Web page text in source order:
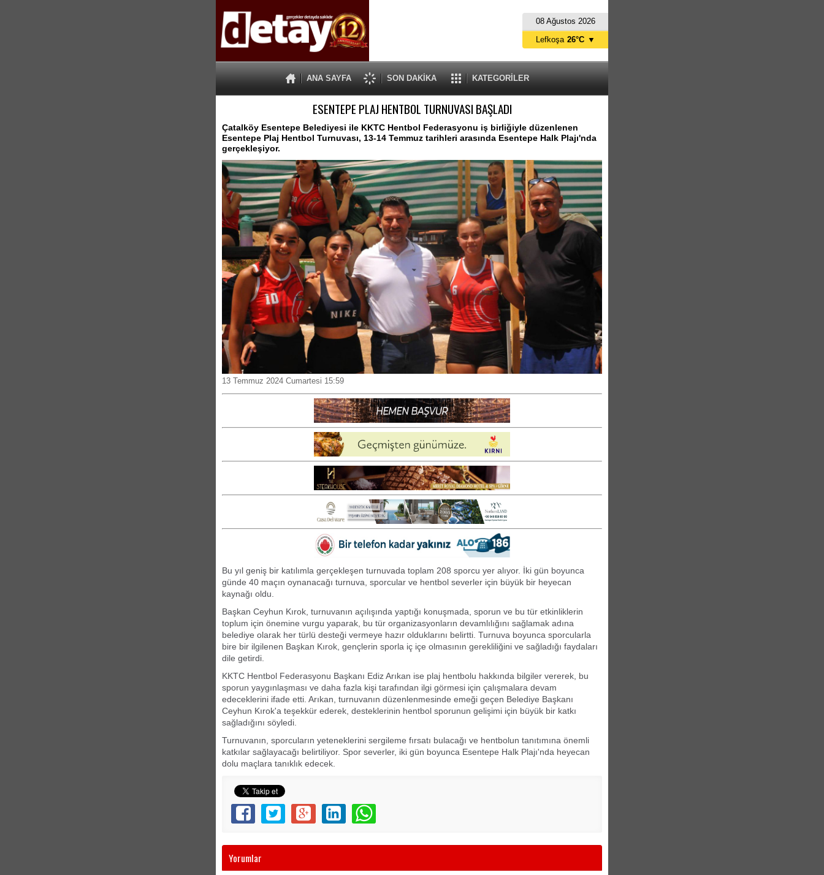
08 Ağustos 2026
ANA SAYFA SON DAKİKA KATEGORİLER
Lefkoşa 26°C ▼
İstanbul 24°C
Ankara 24°C
ESENTEPE PLAJ HENTBOL TURNUVASI BAŞLADI
Çatalköy Esentepe Belediyesi ile KKTC Hentbol Federasyonu iş birliğiyle düzenlenen
Esentepe Plaj Hentbol Turnuvası, 13-14 Temmuz tarihleri arasında Esentepe Halk Plajı'nda
gerçekleşiyor.
13 Temmuz 2024 Cumartesi 15:59
Bu yıl geniş bir katılımla gerçekleşen turnuvada toplam 208 sporcu yer alıyor. İki gün boyunca
günde 40 maçın oynanacağı turnuva, sporcular ve hentbol severler için büyük bir heyecan
kaynağı oldu.
Başkan Ceyhun Kırok, turnuvanın açılışında yaptığı konuşmada, sporun ve bu tür etkinliklerin
toplum için önemine vurgu yaparak, bu tür organizasyonların devamlılığını sağlamak adına
belediye olarak her türlü desteği vermeye hazır olduklarını belirtti. Turnuva boyunca sporcularla
bire bir ilgilenen Başkan Kırok, gençlerin sporla iç içe olmasının gerekliliğini ve sağladığı faydaları
dile getirdi.
KKTC Hentbol Federasyonu Başkanı Ediz Arıkan ise plaj hentbolu hakkında bilgiler vererek, bu
sporun yaygınlaşması ve daha fazla kişi tarafından ilgi görmesi için çalışmalara devam
edeceklerini ifade etti. Arıkan, turnuvanın düzenlenmesinde emeği geçen Belediye Başkanı
Ceyhun Kırok'a teşekkür ederek, desteklerinin hentbol sporunun gelişimi için büyük bir katkı
sağladığını söyledi.
Turnuvanın, sporcuların yeteneklerini sergileme fırsatı bulacağı ve hentbolun tanıtımına önemli
katkılar sağlayacağı belirtiliyor. Spor severler, iki gün boyunca Esentepe Halk Plajı'nda heyecan
dolu maçlara tanıklık edecek.
Yorumlar